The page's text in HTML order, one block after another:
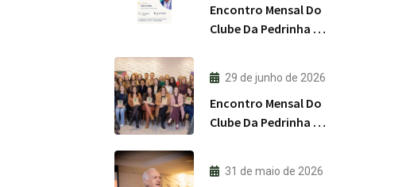
Encontro Mensal Do
Clube Da Pedrinha RS
29 de junho de 2026
Encontro Mensal Do
Clube Da Pedrinha RS
31 de maio de 2026